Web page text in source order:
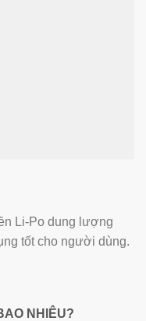
Li-Po dung lượng
tốt cho người dùng.
NHIÊU?